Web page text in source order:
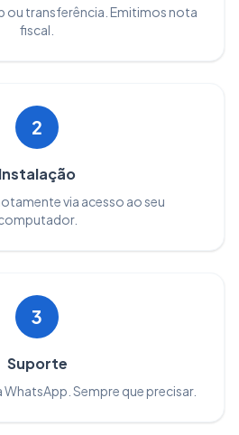
ou transferência. Emitimos nota
fiscal.
2
Instalação
via acesso ao seu
3
Suporte
Sempre que precisar.